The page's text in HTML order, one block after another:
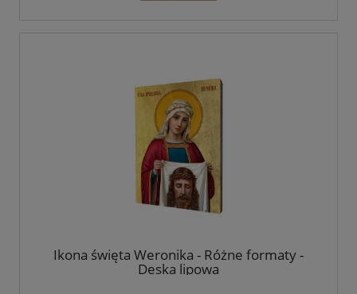
Ikona święta Weronika - Różne formaty -
Deska lipowa